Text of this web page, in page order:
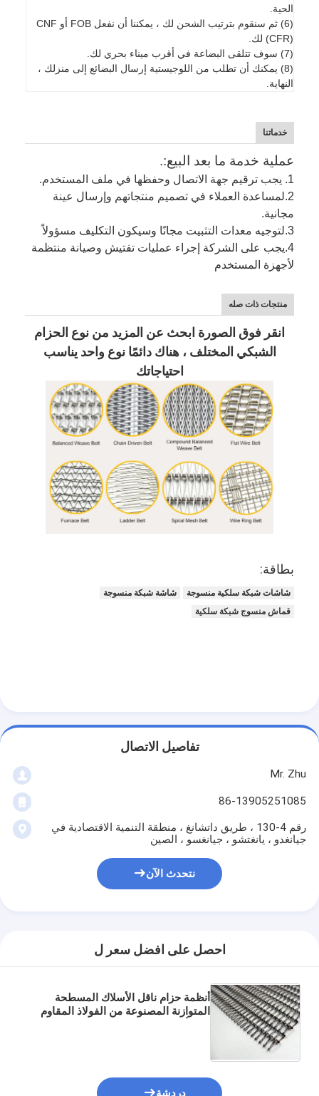
الحية.
(6) ثم سنقوم بترتيب الشحن لك ، يمكننا أن نفعل FOB أو CNF
(CFR) لك.
(7) سوف تتلقى البضاعة في أقرب ميناء بحري لك.
(8) يمكنك أن تطلب من اللوجيستية إرسال البضائع إلى منزلك ،
النهاية.
خدماتنا
عملية خدمة ما بعد البيع:.
1. يجب ترقيم جهة الاتصال وحفظها في ملف المستخدم.
2. لمساعدة العملاء في تصميم منتجاتهم وإرسال عينة
مجانية.
3. لتوجيه معدات التثبيت مجانًا وسيكون التكليف مسؤولاً
4. يجب على الشركة إجراء عمليات تفتيش وصيانة منتظمة
لأجهزة المستخدم
منتجات ذات صله
انقر فوق الصورة ابحث عن المزيد من نوع الحزام
الشبكي المختلف ، هناك دائمًا نوع واحد يناسب
احتياجاتك
بطاقة:
شاشات شبكة سلكية منسوجة
شاشة شبكة منسوجة
قماش منسوج شبكة سلكية
تفاصيل الاتصال
Mr. Zhu
86-13905251085
رقم 4-130 ، طريق داتشانغ ، منطقة التنمية الاقتصادية في
جيانغدو ، يانغتشو ، جيانغسو ، الصين
نتحدث الآن
احصل على افضل سعر ل
أنظمة حزام ناقل الأسلاك المسطحة
المتوازنة المصنوعة من الفولاذ المقاوم
دردشة